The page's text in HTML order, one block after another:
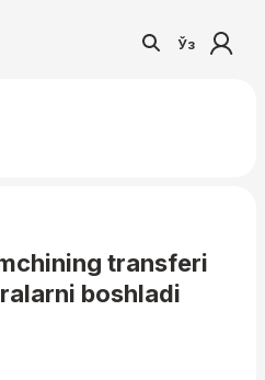
Ўз
transferi
boshladi